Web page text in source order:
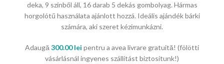
deka, 9 színből áll, 16 darab 5 dekás gombolyag. Hármas
horgolótű használata ajánlott hozzá. Ideális ajándék bárki
számára, aki szeret kézimunkázni.
Adaugă 300.00lei pentru a avea livrare gratuită! (fölötti
vásárlásnál ingyenes szállítást biztosítunk!)